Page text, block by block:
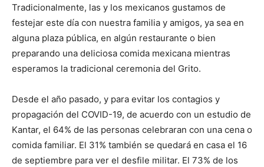
Tradicionalmente, las y los mexicanos gustamos de
festejar este día con nuestra familia y amigos, ya sea en
alguna plaza pública, en algún restaurante o bien
preparando una deliciosa comida mexicana mientras
esperamos la tradicional ceremonia del Grito.
Desde el año pasado, y para evitar los contagios y
propagación del COVID-19, de acuerdo con un estudio de
Kantar, el 64% de las personas celebraran con una cena o
comida familiar. El 31% también se quedará en casa el 16
de septiembre para ver el desfile militar. El 73% de los